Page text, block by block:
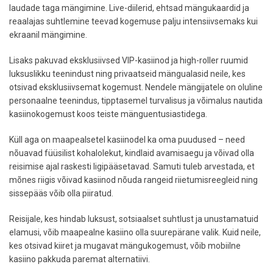
laudade taga mängimine. Live-diilerid, ehtsad mängukaardid ja
reaalajas suhtlemine teevad kogemuse palju intensiivsemaks kui
ekraanil mängimine.
Lisaks pakuvad eksklusiivsed VIP-kasiinod ja high-roller ruumid
luksuslikku teenindust ning privaatseid mängualasid neile, kes
otsivad eksklusiivsemat kogemust. Nendele mängijatele on oluline
personaalne teenindus, tipptasemel turvalisus ja võimalus nautida
kasiinokogemust koos teiste mänguentusiastidega.
Küll aga on maapealsetel kasiinodel ka oma puudused – need
nõuavad füüsilist kohalolekut, kindlaid avamisaegu ja võivad olla
reisimise ajal raskesti ligipääsetavad. Samuti tuleb arvestada, et
mõnes riigis võivad kasiinod nõuda rangeid riietumisreegleid ning
sissepääs võib olla piiratud.
Reisijale, kes hindab luksust, sotsiaalset suhtlust ja unustamatuid
elamusi, võib maapealne kasiino olla suurepärane valik. Kuid neile,
kes otsivad kiiret ja mugavat mängukogemust, võib mobiilne
kasiino pakkuda paremat alternatiivi.